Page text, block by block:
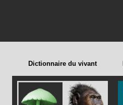
Dictionnaire du vivant